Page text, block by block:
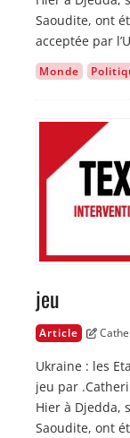
Saoudite, ont
acceptée par
Monde
jeu
Article
Ukraine : les
jeu par
Hier à Djedda,
Saoudite, ont